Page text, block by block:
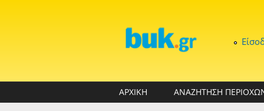
ΑΡΧΙΚΗ ΑΝΑΖΗΤΗΣΗ